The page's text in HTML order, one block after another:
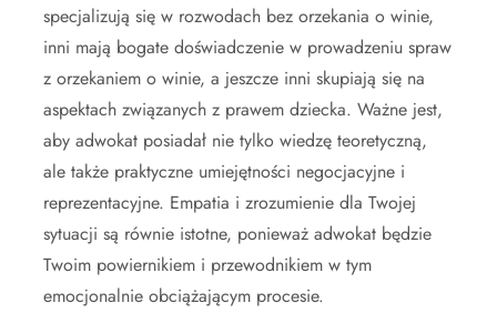
specjalizują się w rozwodach bez orzekania o winie,
inni mają bogate doświadczenie w prowadzeniu spraw
z orzekaniem o winie, a jeszcze inni skupiają się na
aspektach związanych z prawem dziecka. Ważne jest,
aby adwokat posiadał nie tylko wiedzę teoretyczną,
ale także praktyczne umiejętności negocjacyjne i
reprezentacyjne. Empatia i zrozumienie dla Twojej
sytuacji są równie istotne, ponieważ adwokat będzie
Twoim powiernikiem i przewodnikiem w tym
emocjonalnie obciążającym procesie.